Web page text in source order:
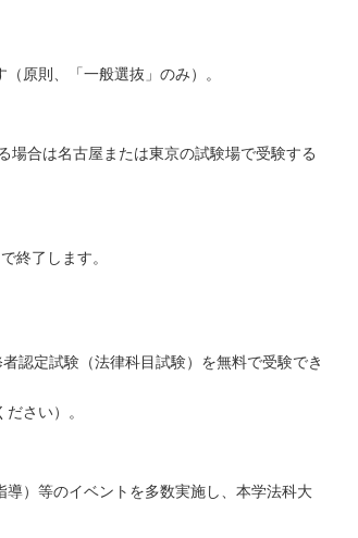
原則、「一般選抜」のみ）。
場合は名古屋または東京の試験場で受験する
終了します。
認定試験（法律科目試験）を無料で受験でき
さい）。
）等のイベントを多数実施し、本学法科大